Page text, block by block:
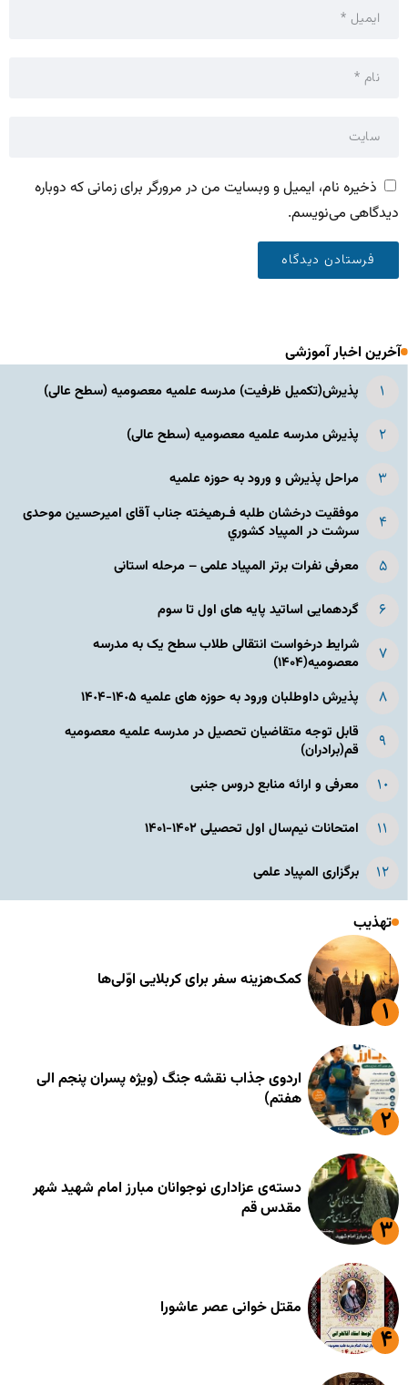
ذخیره نام، ایمیل و وبسایت من در مرورگر برای زمانی که دوباره
دیدگاهی می‌نویسم.
آخرین اخبار آموزشی
پذیرش(تکمیل ظرفیت) مدرسه علمیه معصومیه‌ (سطح عالی)
پذیرش مدرسه علمیه معصومیه‌ (سطح عالی)
مراحل پذیرش و ورود به حوزه علمیه
موفقیت درخشان طلبه فـرهیخته جناب آقای امیرحسین موحدی
سرشت در المپياد كشوري
معرفی نفرات برتر المپیاد علمی – مرحله استانی
گردهمایی اساتید پایه های اول تا سوم
شرایط درخواست انتقالی طلاب سطح یک به مدرسه
معصومیه(۱۴۰۴)
پذیرش داوطلبان ورود به حوزه های علمیه ١۴٠۵-١۴٠۴
قابل توجه متقاضیان تحصیل در مدرسه علمیه معصومیه
قم(برادران)
معرفی و ارائه منابع دروس جنبی
امتحانات نیم‌سال اول تحصیلی ۱۴۰۲-۱۴۰۱
برگزاری المپیاد علمی
تهذیب
کمک‌هزینه سفر برای کربلایی اوّلی‌ها
اردوی جذاب نقشه جنگ (ویژه پسران پنجم الی
هفتم)
دسته‌ی عزاداری نوجوانان مبارز امام شهید شهر
مقدس قم
مقتل خوانی عصر عاشورا